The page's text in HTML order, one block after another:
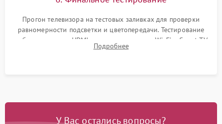
Прогон телевизора на тестовых заливках для проверки
равномерности подсветки и цветопередачи. Тестирование
работы разъемов HDMI, динамиков, модуля Wi-Fi и Smart TV
в рабочем режиме в течение нескольких часов.
Подробнее
У Вас остались вопросы?